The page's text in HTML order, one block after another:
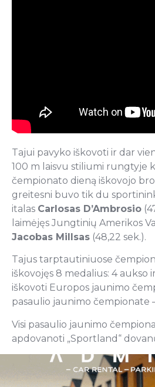
Tajui pavyko iškovoti ir dar
100 m laisvu stiliumi rungtyje
čempionato dieną iškovojo
greitesni buvo tik du
italas Carlosas D’Ambrosio
laimėjęs Jungtinių Amerikos
Jacobas Millsas (48,22 sek.).
Tajus tarptautiniuose
iškovojęs 8 medalius: 4 aukso
iškovoti Europos jaunimo
pasaulio jaunimo čempionate
Visi pasaulio jaunimo
apdovanoti „Sportland“